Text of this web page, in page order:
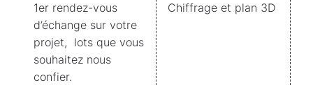
1er rendez-vous
d’échange sur votre
projet, lots que vous
souhaitez nous
confier.
Chiffrage et plan 3D